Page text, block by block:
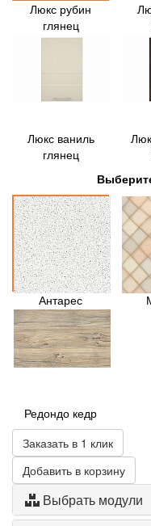
Люкс рубин
глянец
Люкс ваниль
глянец
Антарес
Редондо кедр
Заказать в 1 клик
Добавить в корзину
Выбрать модули